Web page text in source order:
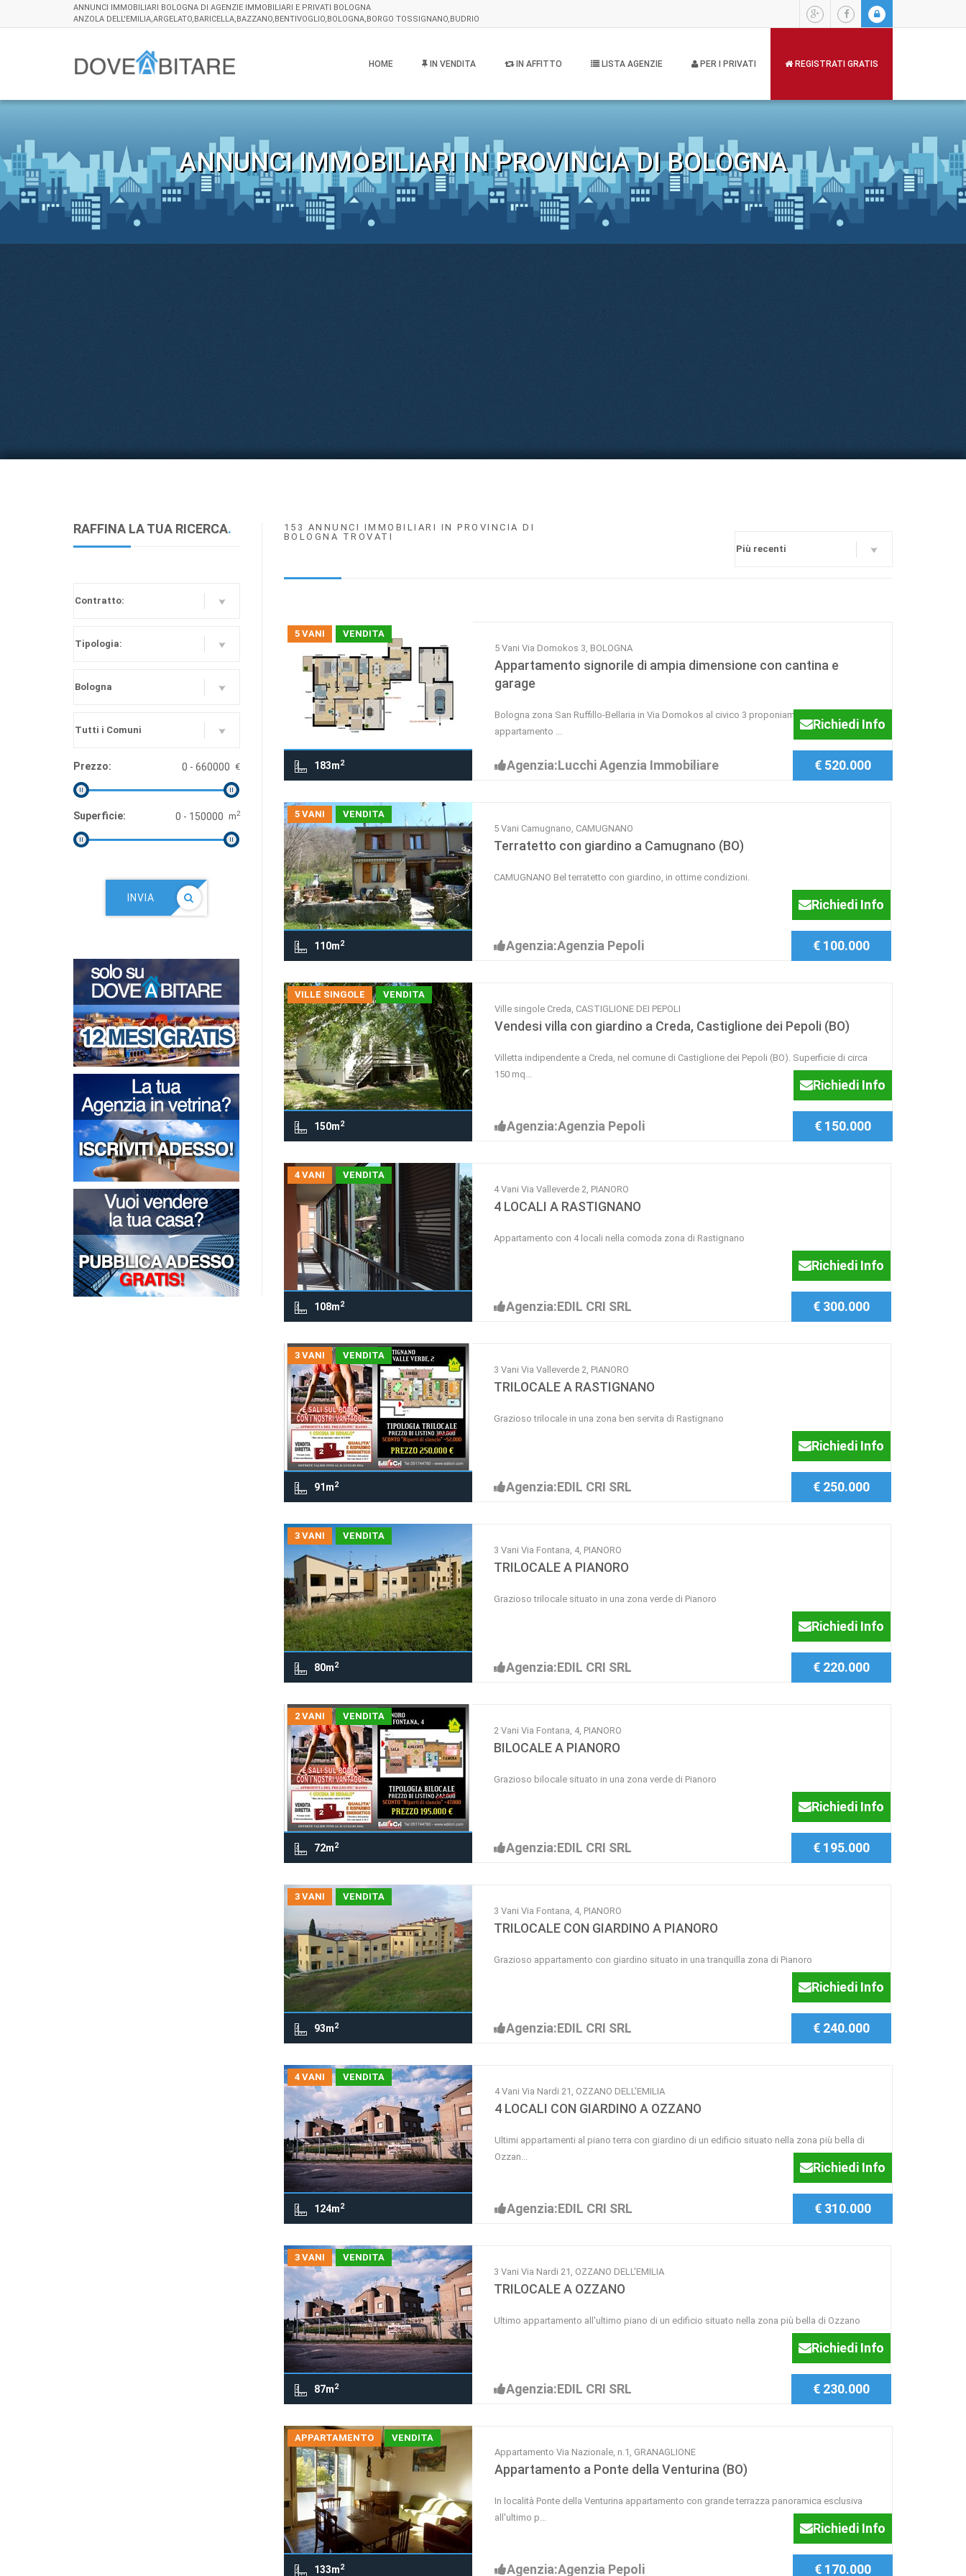
ANNUNCI IMMOBILIARI BOLOGNA DI AGENZIE IMMOBILIARI E PRIVATI BOLOGNA
ANZOLA DELL'EMILIA,ARGELATO,BARICELLA,BAZZANO,BENTIVOGLIO,BOLOGNA,BORGO TOSSIGNANO,BUDRIO
HOME IN VENDITA IN AFFITTO LISTA AGENZIE PER I PRIVATI REGISTRATI GRATIS
ANNUNCI IMMOBILIARI IN PROVINCIA DI BOLOGNA
153 ANNUNCI IMMOBILIARI IN PROVINCIA DI
BOLOGNA TROVATI
5 VANI VENDITA
183m2
5 Vani Via Domokos 3, BOLOGNA
Appartamento signorile di ampia dimensione con cantina e
garage
Bologna zona San Ruffillo-Bellaria in Via Domokos al civico 3 proponiamo in vendita un
appartamento ...
Richiedi Info
Agenzia:Lucchi Agenzia Immobiliare € 520.000
5 VANI VENDITA
110m2
5 Vani Camugnano, CAMUGNANO
Terratetto con giardino a Camugnano (BO)
CAMUGNANO Bel terratetto con giardino, in ottime condizioni.
Richiedi Info
Agenzia:Agenzia Pepoli € 100.000
VILLE SINGOLE VENDITA
150m2
Ville singole Creda, CASTIGLIONE DEI PEPOLI
Vendesi villa con giardino a Creda, Castiglione dei Pepoli (BO)
Villetta indipendente a Creda, nel comune di Castiglione dei Pepoli (BO). Superficie di circa
150 mq...
Richiedi Info
Agenzia:Agenzia Pepoli € 150.000
4 VANI VENDITA
108m2
4 Vani Via Valleverde 2, PIANORO
4 LOCALI A RASTIGNANO
Appartamento con 4 locali nella comoda zona di Rastignano
Richiedi Info
Agenzia:EDIL CRI SRL € 300.000
3 VANI VENDITA
91m2
3 Vani Via Valleverde 2, PIANORO
TRILOCALE A RASTIGNANO
Grazioso trilocale in una zona ben servita di Rastignano
Richiedi Info
Agenzia:EDIL CRI SRL € 250.000
3 VANI VENDITA
80m2
3 Vani Via Fontana, 4, PIANORO
TRILOCALE A PIANORO
Grazioso trilocale situato in una zona verde di Pianoro
Richiedi Info
Agenzia:EDIL CRI SRL € 220.000
2 VANI VENDITA
72m2
2 Vani Via Fontana, 4, PIANORO
BILOCALE A PIANORO
Grazioso bilocale situato in una zona verde di Pianoro
Richiedi Info
Agenzia:EDIL CRI SRL € 195.000
3 VANI VENDITA
93m2
3 Vani Via Fontana, 4, PIANORO
TRILOCALE CON GIARDINO A PIANORO
Grazioso appartamento con giardino situato in una tranquilla zona di Pianoro
Richiedi Info
Agenzia:EDIL CRI SRL € 240.000
4 VANI VENDITA
124m2
4 Vani Via Nardi 21, OZZANO DELL'EMILIA
4 LOCALI CON GIARDINO A OZZANO
Ultimi appartamenti al piano terra con giardino di un edificio situato nella zona più bella di
Ozzan...
Richiedi Info
Agenzia:EDIL CRI SRL € 310.000
3 VANI VENDITA
87m2
3 Vani Via Nardi 21, OZZANO DELL'EMILIA
TRILOCALE A OZZANO
Ultimo appartamento all'ultimo piano di un edificio situato nella zona più bella di Ozzano
Richiedi Info
Agenzia:EDIL CRI SRL € 230.000
APPARTAMENTO VENDITA
133m2
Appartamento Via Nazionale, n.1, GRANAGLIONE
Appartamento a Ponte della Venturina (BO)
In località Ponte della Venturina appartamento con grande terrazza panoramica esclusiva
all'ultimo p...
Richiedi Info
Agenzia:Agenzia Pepoli € 170.000
RAFFINA LA TUA RICERCA.
Prezzo: €
Superficie: m2
INVIA